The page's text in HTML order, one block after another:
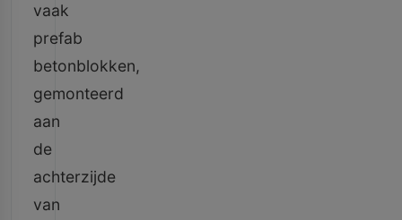
vaak
prefab
betonblokken,
gemonteerd
aan
de
achterzijde
van